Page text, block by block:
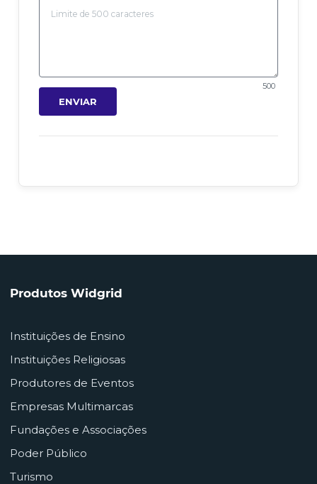
500
ENVIAR
Produtos Widgrid
Instituições de Ensino
Instituições Religiosas
Produtores de Eventos
Empresas Multimarcas
Fundações e Associações
Poder Público
Turismo